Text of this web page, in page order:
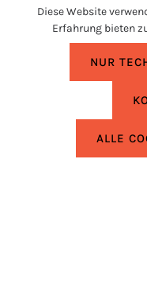
RECHTLICHES
Diese Website
Erfahrung bieten
NUR
ALLE